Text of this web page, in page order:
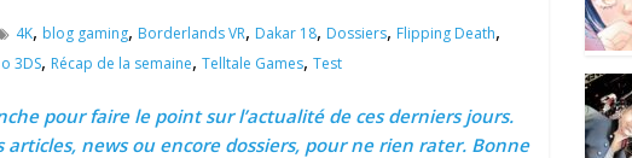
4K, blog gaming, Borderlands VR, Dakar 18, Dossiers, Flipping Death,
3DS, Récap de la semaine, Telltale Games, Test
pour faire le point sur l’actualité de ces derniers jours.
articles, news ou encore dossiers, pour ne rien rater. Bonne